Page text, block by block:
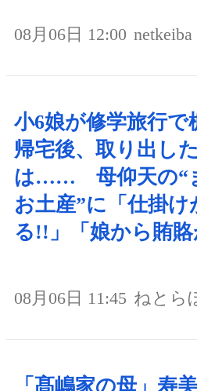
08月06日 12:00 netkeiba
小6娘が修学旅行
帰宅後、取り出し
は…… 母仰天の“
お土産”に「仕掛け
る!!」「娘から賄賂
08月06日 11:45 ねとら
「髙嶋家の母」寿